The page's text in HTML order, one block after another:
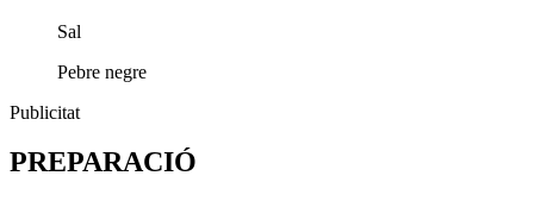
Sal
Pebre negre
Publicitat
PREPARACIÓ